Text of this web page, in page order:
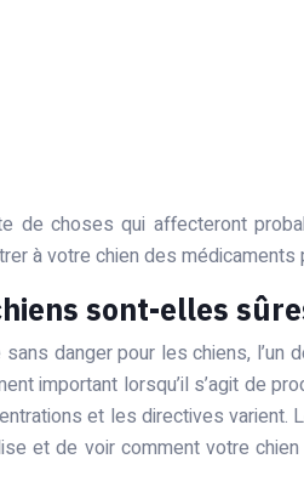
de choses qui affecteront
à votre chien des
sont-elles
danger pour les chiens,
important lorsqu’il s’agit de
et les directives
et de voir comment votre